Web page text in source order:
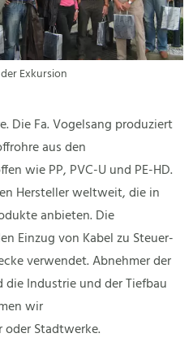
Exkursion
Die Fa. Vogelsang produziert
aus den
wie PP, PVC-U und PE-HD.
Hersteller weltweit, die in
anbieten. Die
Einzug von Kabel zu Steuer-
verwendet. Abnehmer der
die Industrie und der Tiefbau
wir
Stadtwerke.